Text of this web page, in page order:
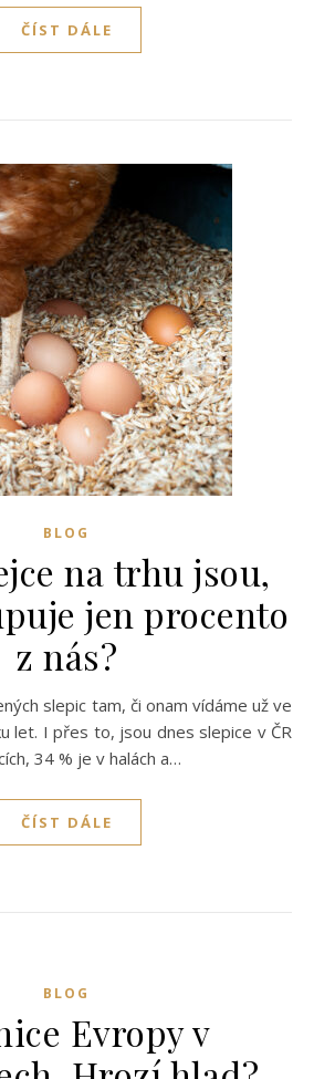
ČÍST DÁLE
BLOG
na trhu jsou,
jen procento
z nás?
let. I přes to, jsou dnes slepice v ČR
34 % je v halách a…
ČÍST DÁLE
BLOG
Evropy v